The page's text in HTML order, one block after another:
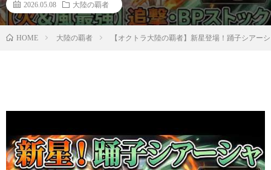
2026.05.08 大陸の覇者
HOME 大陸の覇者 【オクトラ大陸の覇者】新星登場！踊子シアー